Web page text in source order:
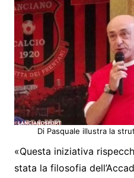
Di Pasquale illustra la
«Questa iniziativa
stata la filosofia